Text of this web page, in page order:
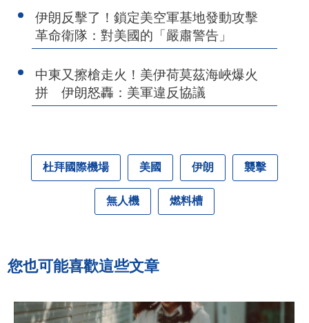
伊朗反擊了！鎖定美空軍基地發動攻擊
革命衛隊：對美國的「嚴肅警告」
中東又擦槍走火！美伊荷莫茲海峽爆火
拼 伊朗怒轟：美軍違反協議
杜拜國際機場 美國 伊朗 襲擊
無人機 燃料槽
您也可能喜歡這些文章